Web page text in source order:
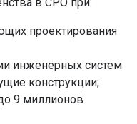
проектирования
инженерных систем
конструкции;
9 миллионов